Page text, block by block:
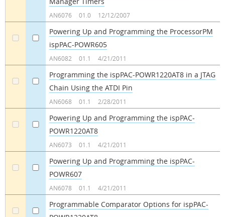
AN6076 01.0 12/12/2007
Powering Up and Programming the ProcessorPM
ispPAC-POWR605
AN6082 01.1 4/21/2011
Programming the ispPAC-POWR1220AT8 in a JTAG
Chain Using the ATDI Pin
AN6068 01.1 2/28/2011
Powering Up and Programming the ispPAC-
POWR1220AT8
AN6073 01.1 4/21/2011
Powering Up and Programming the ispPAC-
POWR607
AN6078 01.1 4/21/2011
Programmable Comparator Options for ispPAC-